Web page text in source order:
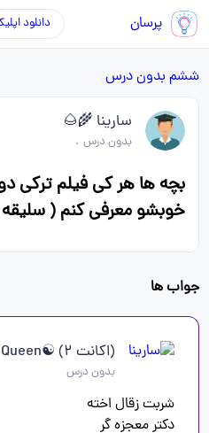
پرسان دانلود
ششم بدون درس
سارینا 🌾🌰
بدون درس .
بچه ها هر کی فیلم ترکی
خوبشو معرفی کنم (
جواب ها
(اکانت ۲) ☯The Red Queen☯
بدون درس